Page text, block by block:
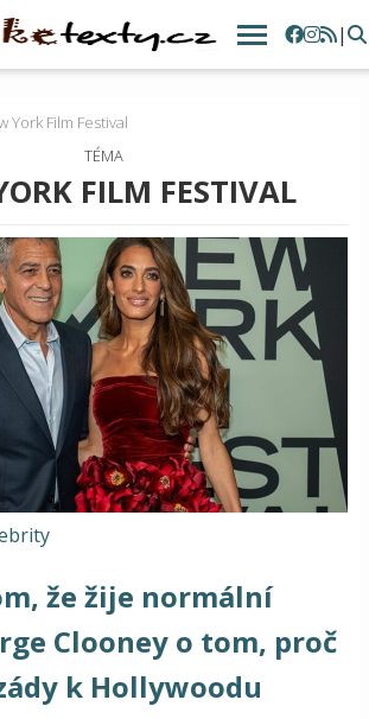
|
York Film Festival
TÉMA
FILM FESTIVAL
že žije normální
Clooney o tom, proč
k Hollywoodu